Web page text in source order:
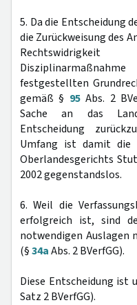
5. Da die Entscheidung
die Zurückweisung des
festgestellten
gemäß § 95Abs. 2
Sache an das
Entscheidung
Umfang ist damit die
Oberlandesgerichts
2002 gegenstandslos.
6. Weil die
erfolgreich ist, sind
notwendigen Auslagen
(§34aAbs. 2 BVerfGG).
Diese Entscheidung ist
Satz 2 BVerfGG).